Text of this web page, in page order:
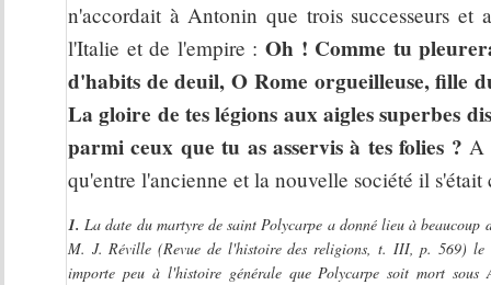
n'accordait à Antonin que trois successeurs
l'Italie et de l'empire : Oh ! Comme tu
d'habits de deuil, O Rome orgueilleuse, fille
La gloire de tes légions aux aigles superbes
parmi ceux que tu as asservis à tes folies ? A
qu'entre l'ancienne et la nouvelle société il
1. La date du martyre de saint Polycarpe a donné lieu à
M. J. Réville (Revue de l'histoire des religions, t. III, p. 569) le
importe peu à l'histoire générale que Polycarpe soit mort sous